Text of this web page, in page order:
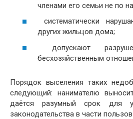
членами его семьи не по
систематически
других жильцов дома;
допускают
бесхозяйственным
Порядок выселения таких
следующий: нанимателю
даётся разумный срок для
законодательства в части